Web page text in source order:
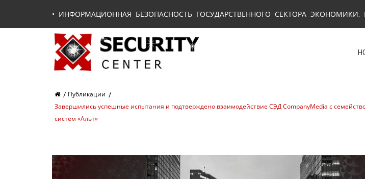
• ИНФОРМАЦИОННАЯ БЕЗОПАСНОСТЬ ГОСУДАРСТВЕННОГО СЕКТОРА
Публикации
Завершились успешные испытания и подтверждено взаимодействие СЭД CompanyMedia с
систем «Альт»